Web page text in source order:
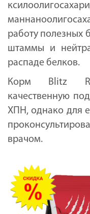
работу полезных
штаммы и
распаде белков.
Корм Blitz
качественную
ХПН, однако для
врачом.